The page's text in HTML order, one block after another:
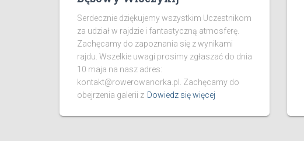
Serdecznie dziękujemy wszystkim Uczestnikom
za udział w rajdzie i fantastyczną atmosferę.
Zachęcamy do zapoznania się z wynikami
rajdu. Wszelkie uwagi prosimy zgłaszać do dnia
10 maja na nasz adres:
kontakt@rowerowanorka.pl. Zachęcamy do
obejrzenia galerii z Dowiedz się więcej